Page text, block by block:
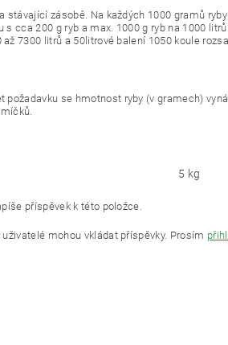
stávající zásobě. Na každých 1000 gramů
s cca 200 g ryb a max. 1000 g ryb na 1000
7300 litrů a 50litrové balení 1050 koule
požadavku se hmotnost ryby (v gramech)
5 kg
příspěvek k této položce.
mohou vkládat příspěvky. Prosím